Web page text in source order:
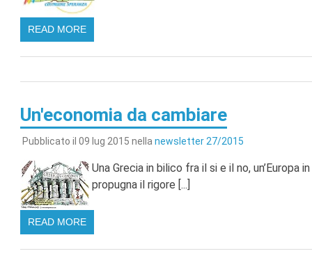
READ MORE
Un'economia da cambiare
Pubblicato il 09 lug 2015 nella newsletter 27/2015
Una Grecia in bilico fra il si e il no, un’Europa
propugna il rigore [...]
READ MORE